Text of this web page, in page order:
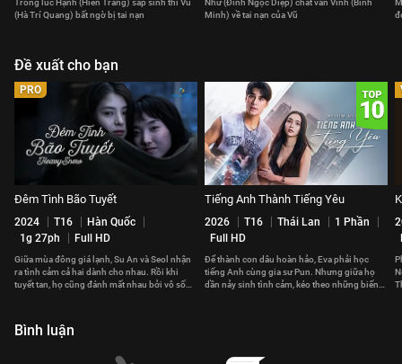
Trong lúc Hạnh (Hiền Trang) sắp sinh thì Vũ
(Hà Trí Quang) bất ngờ bị tai nạn
Như (Đinh Ngọc Diệp) chất vấn Vinh (Bình
Minh) về tai nạn của Vũ
Đề xuất cho bạn
PRO
Đêm Tình Bão Tuyết
2024 T16
Hàn Quốc
1g 27ph
Full HD
Giữa mùa đông giá lạnh, Su An và Seol nhận
ra tình cảm cả hai dành cho nhau. Rồi khi
tuyết tan, họ cũng đánh mất nhau bởi vô số
Tiếng Anh Thành Tiếng Yêu
2026 T16 Thái Lan
1 Phần
Full HD
Để thành con dâu hoàn hảo, Eva phải học
tiếng Anh cùng gia sư Pun. Nhưng giữa họ
dần nảy sinh tình cảm, kéo theo những biến
Bình luận